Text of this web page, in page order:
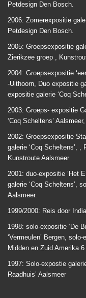
Petdesign Den Bosch.
2006: Zomerexpositie
Petdesign Den Bosch.
2005: Groepsexpositie
Zierikzee groep ,
2004: Groepsexpositie
-Uithoorn, Duo expositie
expositie galerie ‘Coq
2003: Groeps- expositie
‘Coq Scheltens’
2002: Groepsexpositie
galerie ‘Coq Scheltens’, ,
Kunstroute Aalsmeer
2001: duo-expositie ‘Het
galerie ‘Coq Scheltens’,
Aalsmeer.
1999/2000: Reis door
1998: solo-expositie ‘De
‘Vermeulen’ Bergen,
Midden en Zuid Amerika
1997: Solo-expostie
Raadhuis’ Aalsmeer